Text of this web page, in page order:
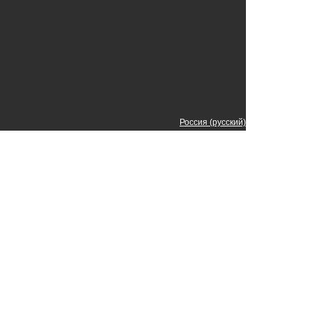
Россия (русский)